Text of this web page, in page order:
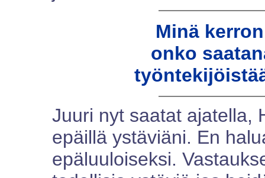
Minä
onko
Juuri nyt saatat ajatella,
epäillä ystäviäni. En
epäluuloiseksi.